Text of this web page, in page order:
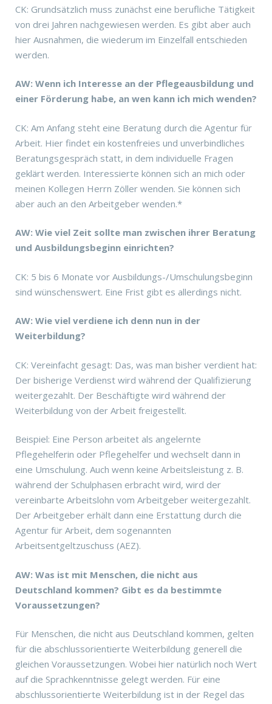
CK: Grundsätzlich muss zunächst eine berufliche Tätigkeit
von drei Jahren nachgewiesen werden. Es gibt aber auch
hier Ausnahmen, die wiederum im Einzelfall entschieden
werden.
AW: Wenn ich Interesse an der Pflegeausbildung und
einer Förderung habe, an wen kann ich mich wenden?
CK: Am Anfang steht eine Beratung durch die Agentur für
Arbeit. Hier findet ein kostenfreies und unverbindliches
Beratungsgespräch statt, in dem individuelle Fragen
geklärt werden. Interessierte können sich an mich oder
meinen Kollegen Herrn Zöller wenden. Sie können sich
aber auch an den Arbeitgeber wenden.*
AW: Wie viel Zeit sollte man zwischen ihrer Beratung
und Ausbildungsbeginn einrichten?
CK: 5 bis 6 Monate vor Ausbildungs-/Umschulungsbeginn
sind wünschenswert. Eine Frist gibt es allerdings nicht.
AW: Wie viel verdiene ich denn nun in der
Weiterbildung?
CK: Vereinfacht gesagt: Das, was man bisher verdient hat:
Der bisherige Verdienst wird während der Qualifizierung
weitergezahlt. Der Beschäftigte wird während der
Weiterbildung von der Arbeit freigestellt.
Beispiel: Eine Person arbeitet als angelernte
Pflegehelferin oder Pflegehelfer und wechselt dann in
eine Umschulung. Auch wenn keine Arbeitsleistung z. B.
während der Schulphasen erbracht wird, wird der
vereinbarte Arbeitslohn vom Arbeitgeber weitergezahlt.
Der Arbeitgeber erhält dann eine Erstattung durch die
Agentur für Arbeit, dem sogenannten
Arbeitsentgeltzuschuss (AEZ).
AW: Was ist mit Menschen, die nicht aus
Deutschland kommen? Gibt es da bestimmte
Voraussetzungen?
Für Menschen, die nicht aus Deutschland kommen, gelten
für die abschlussorientierte Weiterbildung generell die
gleichen Voraussetzungen. Wobei hier natürlich noch Wert
auf die Sprachkenntnisse gelegt werden. Für eine
abschlussorientierte Weiterbildung ist in der Regel das